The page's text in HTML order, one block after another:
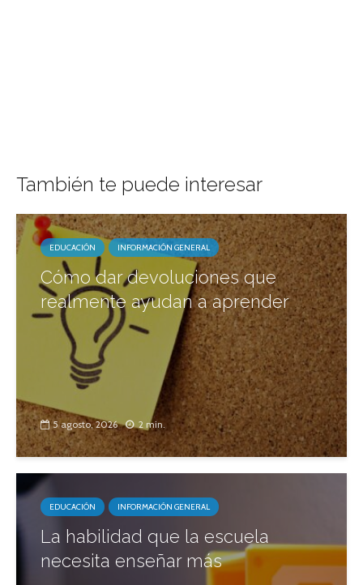
También te puede interesar
EDUCACIÓN INFORMACIÓN GENERAL
Cómo dar devoluciones que
realmente ayudan a aprender
5 agosto, 2026 2 min.
EDUCACIÓN INFORMACIÓN GENERAL
La habilidad que la escuela
necesita enseñar más